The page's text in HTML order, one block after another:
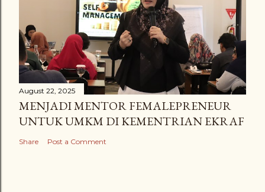
August 22, 2025
MENJADI MENTOR FEMALEPRENEUR
UNTUK UMKM DI KEMENTRIAN EKRAF
Share Post a Comment